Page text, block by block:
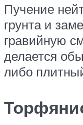
Пучение
грунта и
гравийную
делается
либо